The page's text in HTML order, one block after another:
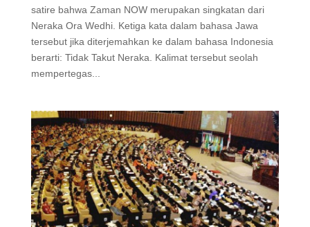
satire bahwa Zaman NOW merupakan singkatan dari
Neraka Ora Wedhi. Ketiga kata dalam bahasa Jawa
tersebut jika diterjemahkan ke dalam bahasa Indonesia
berarti: Tidak Takut Neraka. Kalimat tersebut seolah
mempertegas...